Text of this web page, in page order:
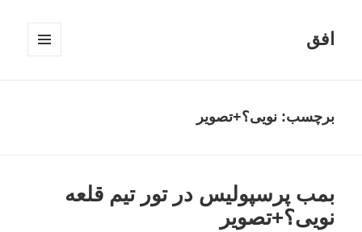
افق
برچسب:نویی؟+تصویر
بمب پرسپولیس در تور تیم قلعه
نویی؟+تصویر